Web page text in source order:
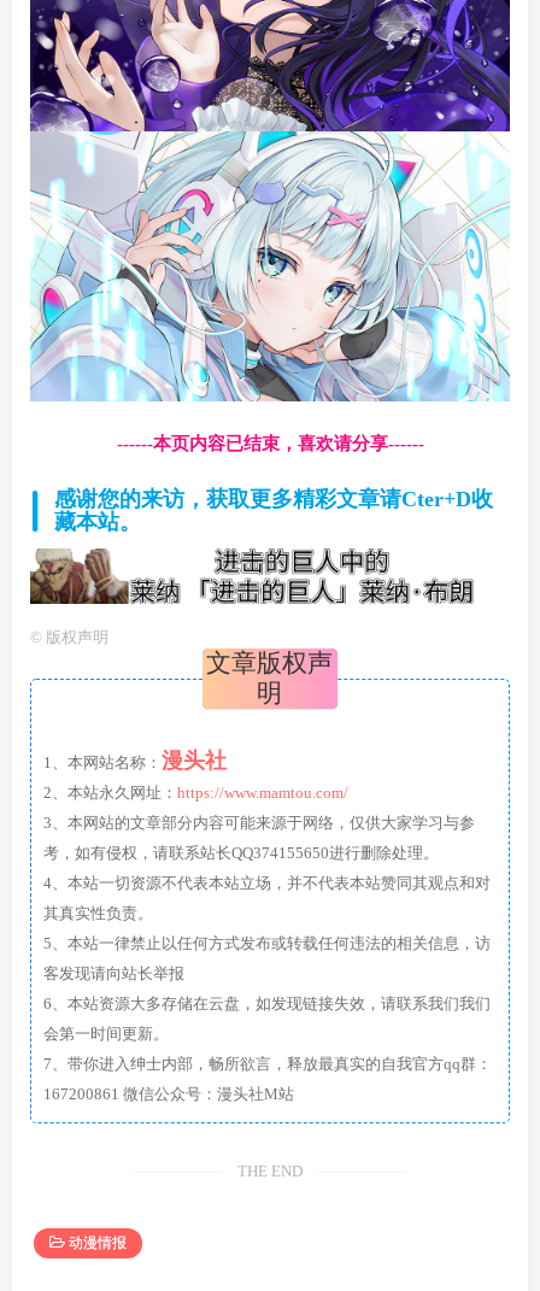
------本页内容已结束，喜欢请分享------
感谢您的来访，获取更多精彩文章请Cter+D收
藏本站。
© 版权声明
文章版权声
明
1、本网站名称： 漫头社
2、本站永久网址： https://www.mamtou.com/
3、本网站的文章部分内容可能来源于网络，仅供大家学习与参
考，如有侵权，请联系站长QQ374155650进行删除处理。
4、本站一切资源不代表本站立场，并不代表本站赞同其观点和对
其真实性负责。
5、本站一律禁止以任何方式发布或转载任何违法的相关信息，访
客发现请向站长举报
6、本站资源大多存储在云盘，如发现链接失效，请联系我们我们
会第一时间更新。
7、带你进入绅士内部，畅所欲言，释放最真实的自我官方qq群：
167200861 微信公众号：漫头社M站
THE END
动漫情报